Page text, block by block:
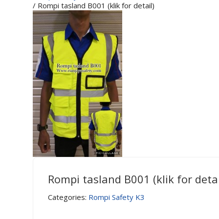
/ Rompi tasland B001 (klik for detail)
Rompi tasland B001 (klik for
Categories: Rompi Safety K3